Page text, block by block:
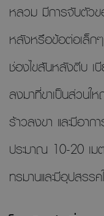
หลวม มีการจับตัวข
หลังหรือข้อต่อเล็กๆ
ช่องไขสันหลังตีบ เ
ลงมาที่ขาเป็นส่วน
ร้าวลงขา และมีอาก
ประมาณ 10-20 เ
ทรมานและมีอุปสรร